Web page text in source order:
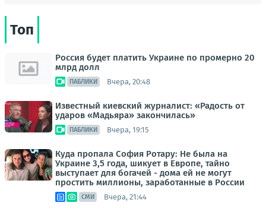
Топ
Россия будет платить Украине по промерно 20
млрд долл
ПАБЛИКИ Вчера, 20:48
Известный киевский журналист: «Радость от
ударов «Мадьяра» закончилась»
ПАБЛИКИ Вчера, 19:15
Куда пропала София Ротару: Не была на
Украине 3,5 года, шикует в Европе, тайно
выступает для богачей - дома ей не могут
простить миллионы, заработанные в России
СМИ Вчера, 21:44